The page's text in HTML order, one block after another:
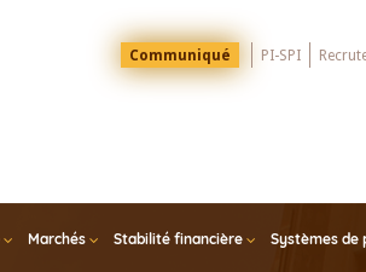
Menu
Top
Communiqué PI-SPI
Marchés Stabilité financière Systèmes de